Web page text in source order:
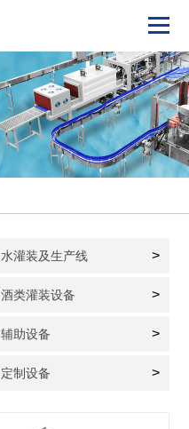
水灌装及生产线 >
酒类灌装设备 >
辅助设备 >
定制设备 >